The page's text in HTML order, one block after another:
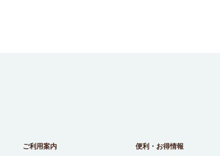
ご利用案内
便利・お得情報